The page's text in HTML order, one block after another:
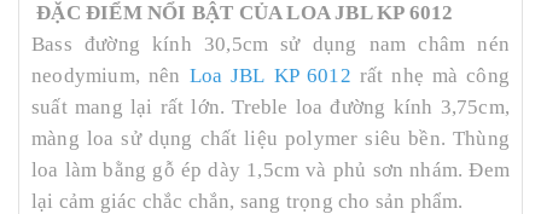
ĐẶC ĐIỂM NỔI BẬT CỦA LOA JBL KP 6012
Bass đường kính 30,5cm sử dụng nam châm nén
neodymium, nên Loa JBL KP 6012 rất nhẹ mà công
suất mang lại rất lớn. Treble loa đường kính 3,75cm,
màng loa sử dụng chất liệu polymer siêu bền. Thùng
loa làm bằng gỗ ép dày 1,5cm và phủ sơn nhám. Đem
lại cảm giác chắc chắn, sang trọng cho sản phẩm.